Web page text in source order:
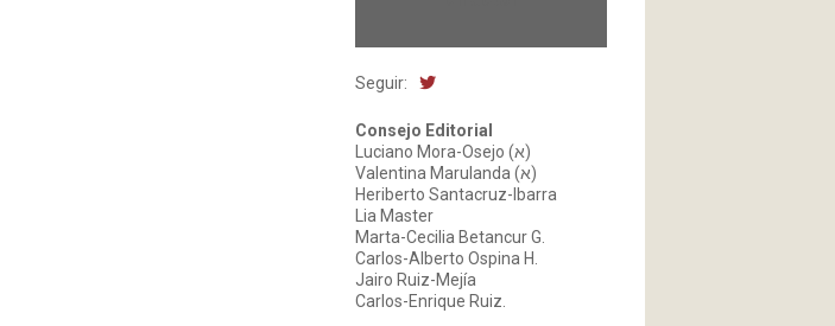
Seguir:
Consejo Editorial
Luciano Mora-Osejo (א)
Valentina Marulanda (א)
Heriberto Santacruz-Ibarra
Lia Master
Marta-Cecilia Betancur G.
Carlos-Alberto Ospina H.
Jairo Ruiz-Mejía
Carlos-Enrique Ruiz.